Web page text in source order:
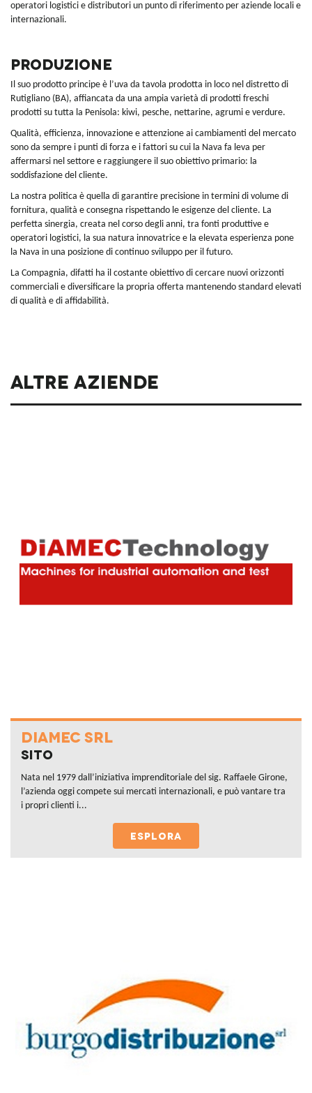
operatori logistici e distributori un punto di riferimento per aziende locali e
internazionali.
Produzione
Il suo prodotto principe è l’uva da tavola prodotta in loco nel distretto di
Rutigliano (BA), affiancata da una ampia varietà di prodotti freschi
prodotti su tutta la Penisola: kiwi, pesche, nettarine, agrumi e verdure.
Qualità, efficienza, innovazione e attenzione ai cambiamenti del mercato
sono da sempre i punti di forza e i fattori su cui la Nava fa leva per
affermarsi nel settore e raggiungere il suo obiettivo primario: la
soddisfazione del cliente.
La nostra politica è quella di garantire precisione in termini di volume di
fornitura, qualità e consegna rispettando le esigenze del cliente. La
perfetta sinergia, creata nel corso degli anni, tra fonti produttive e
operatori logistici, la sua natura innovatrice e la elevata esperienza pone
la Nava in una posizione di continuo sviluppo per il futuro.
La Compagnia, difatti ha il costante obiettivo di cercare nuovi orizzonti
commerciali e diversificare la propria offerta mantenendo standard elevati
di qualità e di affidabilità.
Altre aziende
DIAMEC SRL
Sito
Nata nel 1979 dall’iniziativa imprenditoriale del sig. Raffaele Girone,
l’azienda oggi compete sui mercati internazionali, e può vantare tra
i propri clienti i...
ESPLORA